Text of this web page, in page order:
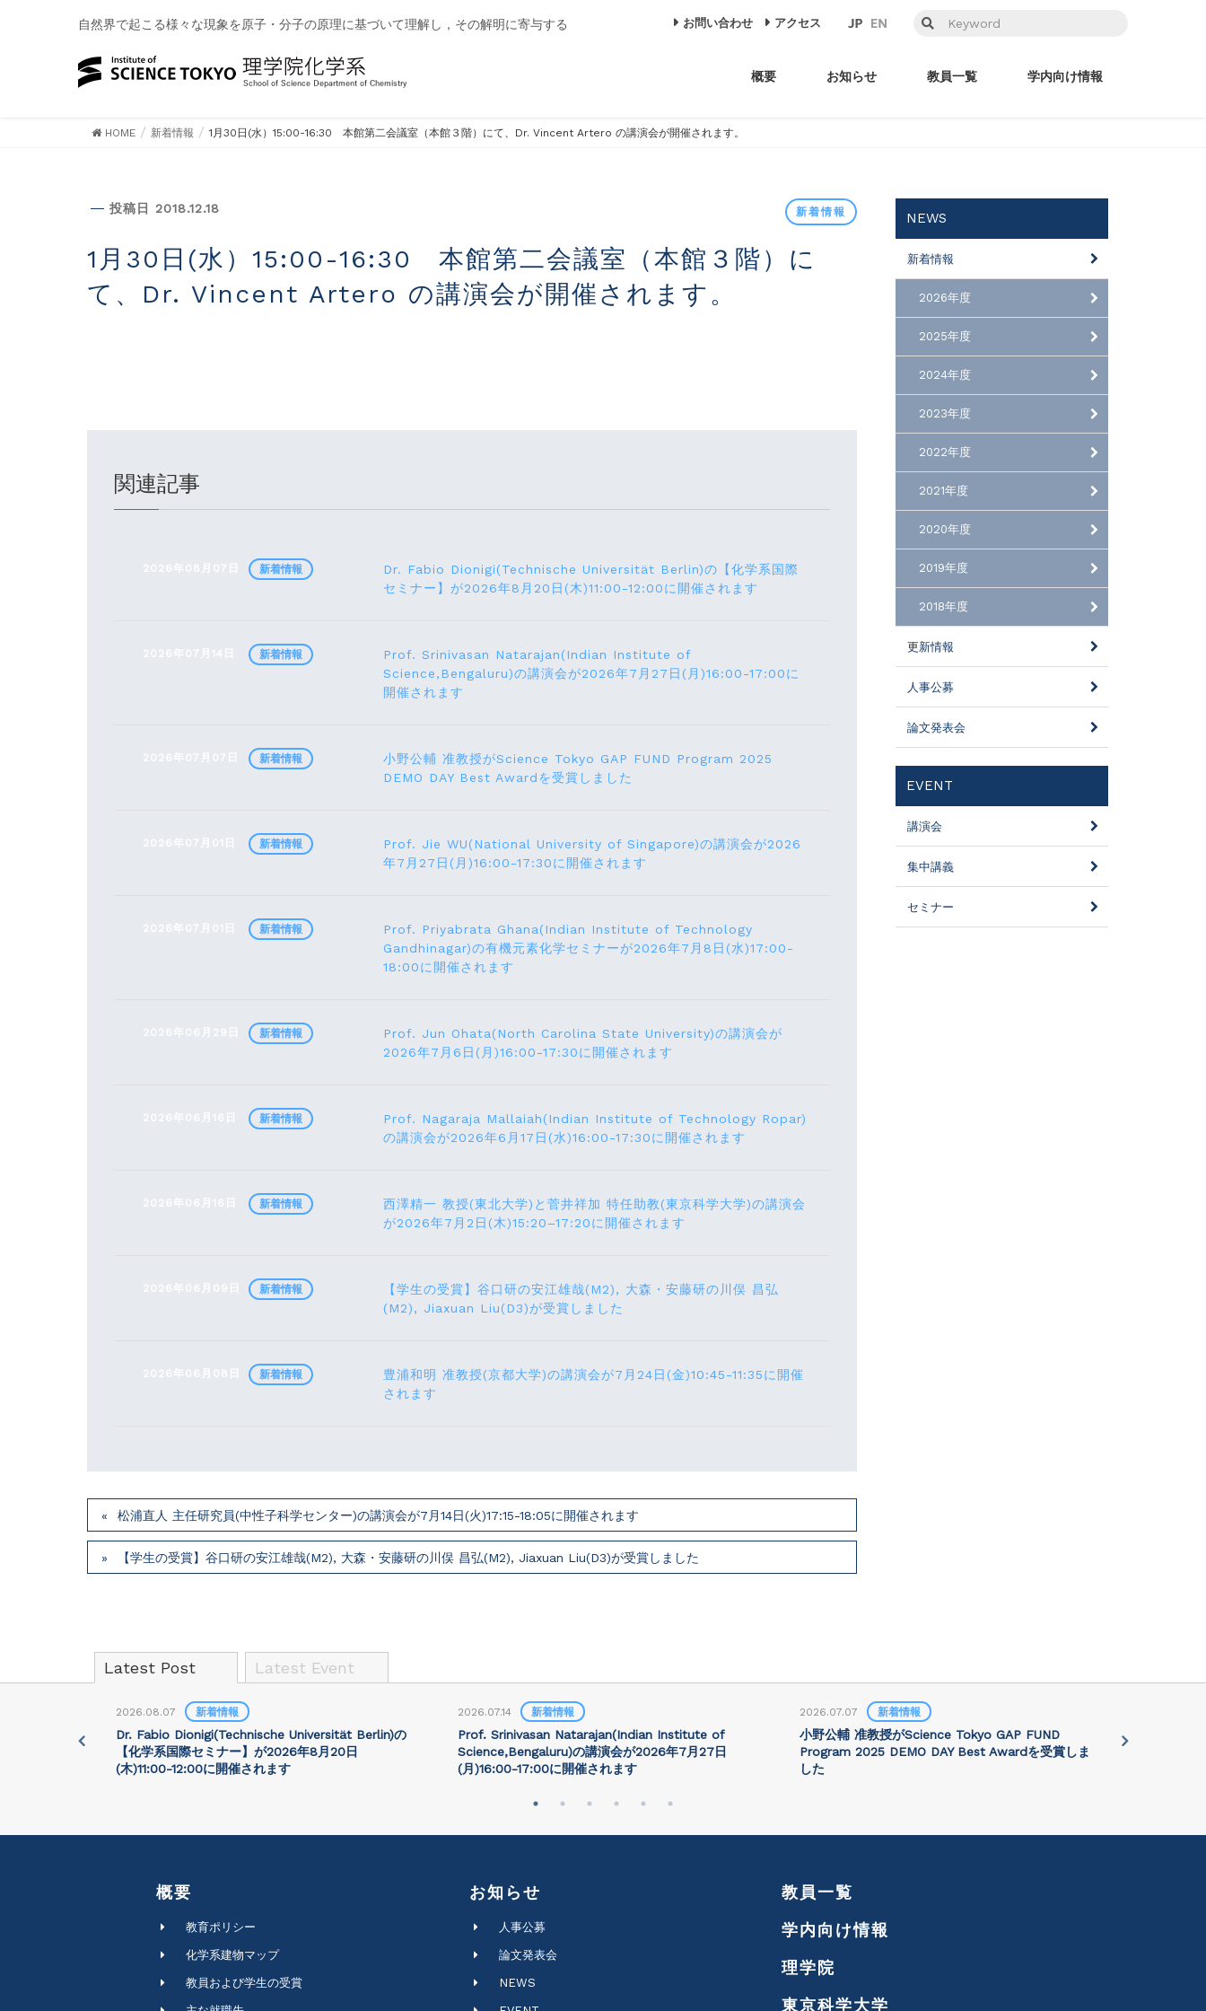
自然界で起こる様々な現象を原子・分子の原理に基づいて理解し，その解明に寄与する お問い合わせ アクセス
概要 お知らせ 教員一覧 学内向け情報
HOME 新着情報 1月30日(水）15:00-16:30 本館第二会議室（本館３階）にて、Dr. Vincent Artero の講演会が開催されます。
投稿日 2018.12.18 新着情報
1月30日(水）15:00-16:30 本館第二会議室（本館３階）に
て、Dr. Vincent Artero の講演会が開催されます。
関連記事
2026年08月07日
Dr. Fabio Dionigi(Technische Universität Berlin)の【化学系国際
セミナー】が2026年8⽉20⽇(⽊)11:00-12:00に開催されます
新着情報
2026年07月14日
Prof. Srinivasan Natarajan(Indian Institute of
Science,Bengaluru)の講演会が2026年7月27⽇(月)16:00-17:00に
開催されます
新着情報
2026年07月07日
小野公輔 准教授がScience Tokyo GAP FUND Program 2025
DEMO DAY Best Awardを受賞しました
新着情報
2026年07月01日
Prof. Jie WU(National University of Singapore)の講演会が2026
年7月27日(月)16:00-17:30に開催されます
新着情報
2026年07月01日
Prof. Priyabrata Ghana(Indian Institute of Technology
Gandhinagar)の有機元素化学セミナーが2026年7月8日(水)17:00-
18:00に開催されます
新着情報
2026年06月29日
Prof. Jun Ohata(North Carolina State University)の講演会が
2026年7月6日(月)16:00-17:30に開催されます
新着情報
2026年06月16日
Prof. Nagaraja Mallaiah(Indian Institute of Technology Ropar)
の講演会が2026年6月17⽇(水)16:00-17:30に開催されます
新着情報
2026年06月16日
西澤精一 教授(東北大学)と菅井祥加 特任助教(東京科学大学)の講演会
が2026年7月2日(木)15:20–17:20に開催されます
新着情報
2026年06月09日
【学生の受賞】谷口研の安江雄哉(M2), 大森・安藤研の川俣 昌弘
(M2), Jiaxuan Liu(D3)が受賞しました
新着情報
2026年06月08日
豊浦和明 准教授(京都大学)の講演会が7月24⽇(⾦)10:45-11:35に開催
されます
新着情報
松浦直人 主任研究員(中性子科学センター)の講演会が7月14⽇(火)17:15-18:05に開催されます
【学生の受賞】谷口研の安江雄哉(M2), 大森・安藤研の川俣 昌弘(M2), Jiaxuan Liu(D3)が受賞しました
NEWS
新着情報
2026年度
2025年度
2024年度
2023年度
2022年度
2021年度
2020年度
2019年度
2018年度
更新情報
人事公募
論文発表会
EVENT
講演会
集中講義
セミナー
Latest Post Latest Event
2026.08.07 新着情報
Dr. Fabio Dionigi(Technische Universität Berlin)の
【化学系国際セミナー】が2026年8⽉20⽇
(⽊)11:00-12:00に開催されます
2026.07.14 新着情報
Prof. Srinivasan Natarajan(Indian Institute of
Science,Bengaluru)の講演会が2026年7月27⽇
(月)16:00-17:00に開催されます
2026.07.07 新着情報
小野公輔 准教授がScience Tokyo GAP FUND
Program 2025 DEMO DAY Best Awardを受賞しま
した
概要
教育ポリシー
化学系建物マップ
教員および学生の受賞
お知らせ
人事公募
論文発表会
NEWS
教員一覧
学内向け情報
理学院
東京科学大学